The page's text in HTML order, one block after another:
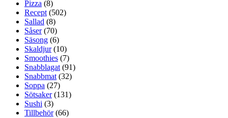
Pizza (8)
Recept (502)
Sallad (8)
Såser(70)
Säsong (6)
Skaldjur(10)
Smoothies (7)
Snabblagat (91)
Snabbmat (32)
Soppa (27)
Sötsaker(131)
Sushi (3)
Tillbehör(66)